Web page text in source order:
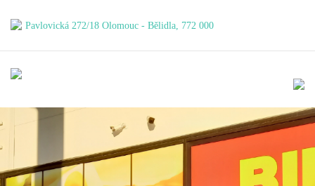
Pavlovická 272/18 Olomouc - Bělidla, 772 000